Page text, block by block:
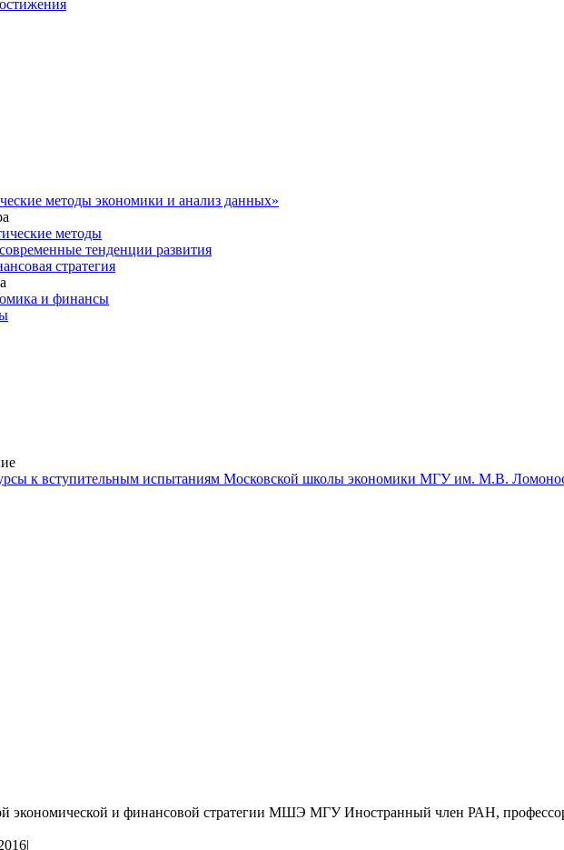
методы экономики и анализ данных»
методы
тенденции развития
стратегия
и финансы
к вступительным испытаниям Московской школы экономики МГУ им. М.В.
экономической и финансовой стратегии МШЭ МГУ Иностранный член РАН,
|